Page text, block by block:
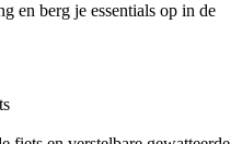
en berg je essentials op in de